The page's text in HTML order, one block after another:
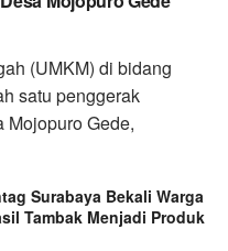
(UMKM) di bidang
satu penggerak
Mojopuro Gede,
Surabaya Bekali Warga
Tambak Menjadi Produk